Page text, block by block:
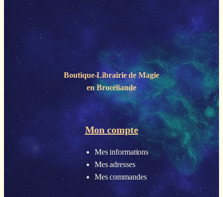
Boutique-Librairie deMagie
en Brocéliande
Mon compte
Mes informations
Mes adresses
Mes commandes